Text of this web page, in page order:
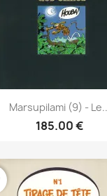
Marsupilami (9) -
185.00 €